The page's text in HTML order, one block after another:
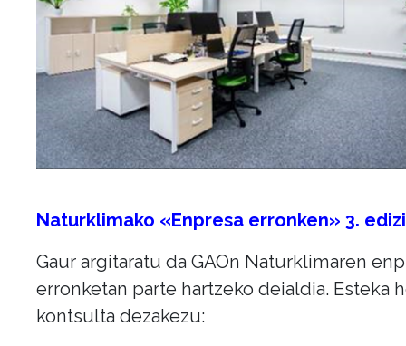
Naturklimako «Enpresa erronken» 3.
Gaur argitaratu da GAOn Naturklimaren
erronketan parte hartzeko deialdia. Esteka
kontsulta dezakezu: